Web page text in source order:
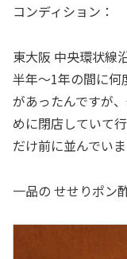
コンディション
東大阪 中央環状線
半年～1年の間に何
があったんですが
めに閉店していて
だけ前に並んでい
一品の せせりポン